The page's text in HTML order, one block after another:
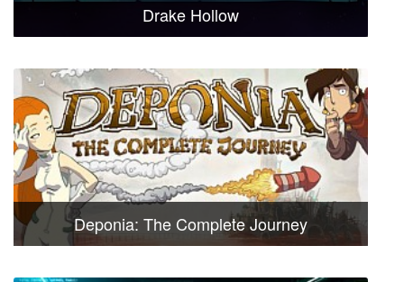
Drake Hollow
Deponia: The Complete Journey